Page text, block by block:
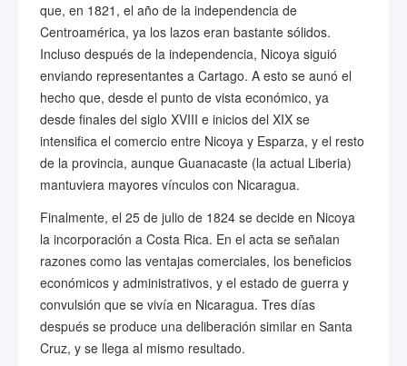
que, en 1821, el año de la independencia de
Centroamérica, ya los lazos eran bastante sólidos.
Incluso después de la independencia, Nicoya siguió
enviando representantes a Cartago. A esto se aunó el
hecho que, desde el punto de vista económico, ya
desde finales del siglo XVIII e inicios del XIX se
intensifica el comercio entre Nicoya y Esparza, y el resto
de la provincia, aunque Guanacaste (la actual Liberia)
mantuviera mayores vínculos con Nicaragua.
Finalmente, el 25 de julio de 1824 se decide en Nicoya
la incorporación a Costa Rica. En el acta se señalan
razones como las ventajas comerciales, los beneficios
económicos y administrativos, y el estado de guerra y
convulsión que se vivía en Nicaragua. Tres días
después se produce una deliberación similar en Santa
Cruz, y se llega al mismo resultado.